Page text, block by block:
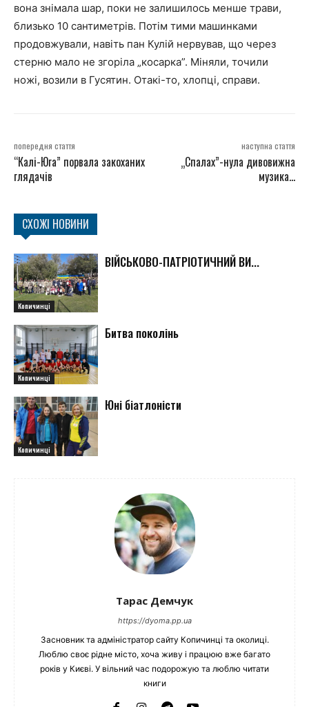
вона знімала шар, поки не залишилось менше трави,
близько 10 сантиметрів. Потім тими машинками
продовжували, навіть пан Кулій нервував, що через
стерню мало не згоріла „косарка”. Міняли, точили
ножі, возили в Гусятин. Отакі-то, хлопці, справи.
попередня стаття
“Калі-Юга” порвала закоханих
глядачів
наступна стаття
„Спалах”-нула дивовижна
музика…
СХОЖІ НОВИНИ
Копичинці
ВІЙСЬКОВО-ПАТРІОТИЧНИЙ ВИ...
Копичинці
Битва поколінь
Копичинці
Юні біатлоністи
Тарас Демчук
https://dyoma.pp.ua
Засновник та адміністратор сайту Копичинці та околиці.
Люблю своє рідне місто, хоча живу і працюю вже багато
років у Києві. У вільний час подорожую та люблю читати
книги